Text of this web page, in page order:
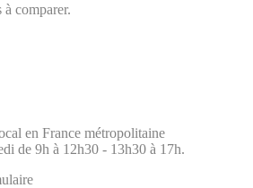
à comparer.
en France métropolitaine
de 9h à 12h30 - 13h30 à 17h.